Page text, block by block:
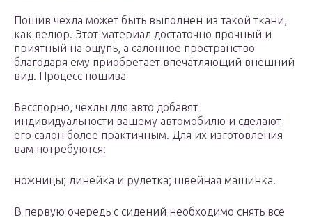
Пошив чехла может быть выполнен из такой ткани,
как велюр. Этот материал достаточно прочный и
приятный на ощупь, а салонное пространство
благодаря ему приобретает впечатляющий внешний
вид. Процесс пошива
Бесспорно, чехлы для авто добавят
индивидуальности вашему автомобилю и сделают
его салон более практичным. Для их изготовления
вам потребуются:
ножницы; линейка и рулетка; швейная машинка.
В первую очередь с сидений необходимо снять все